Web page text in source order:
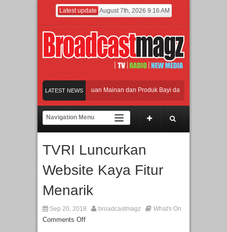
Latest update August 7th, 2026 9:16 AM
LATEST NEWS
Jakarta dengan Ribuan Mainan dan Produk Bayi dari Seluruh Dunia,
Gerbang Inovasi dan Peluang Bisnis Industri Gifts dan Housewares Asia
Perpaduan Warisan Dan Semangat Lokal, BIRKENSTOCK INDONESIA
Jakarta dengan Ribuan Mainan dan Produk Bayi dari Seluruh Dunia,
TVRI Luncurkan
Website Kaya Fitur
Menarik
Sep 20, 2018 broadcastmagz What's On
Comments Off